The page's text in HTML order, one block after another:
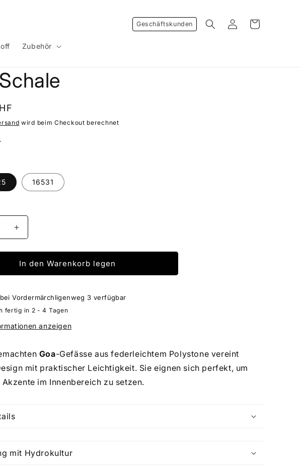
Zubehör
Geschäftskunden EinloggenWarenkorb
wird beim Checkout berechnet
16531
Erhöhe
die
Menge
für
Goa
In den Warenkorb legen
beiVordermärchligenweg 3 verfügbar
fertig in 2 - 4 Tagen
anzeigen
Goa-Gefässe aus federleichtem Polystone vereint
mit praktischer Leichtigkeit. Sie eignen sich perfekt, um
im Innenbereich zu setzen.
mit Hydrokultur